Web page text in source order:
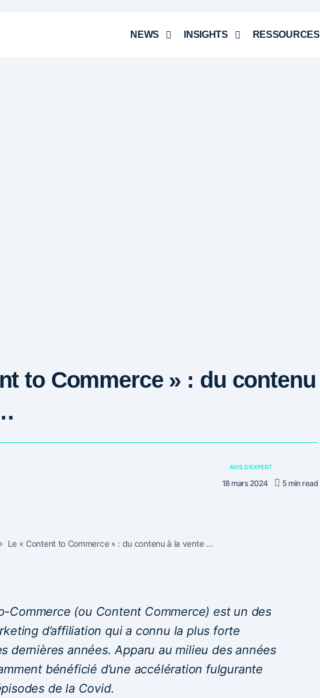
NEWS INSIGHTS RESSOURCES
to Commerce » : du contenu
AVIS D'EXPERT
18 mars 2024 5 min read
Le « Content to Commerce » : du contenu à la vente …
Commerce (ou Content Commerce) est un des
d’affiliation qui a connu la plus forte
dernières années. Apparu au milieu des années
bénéficié d’une accélération fulgurante
de la Covid.